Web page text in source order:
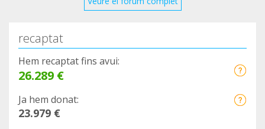
recaptat
Hem recaptat fins avui:
26.289 €
Ja hem donat:
23.979 €